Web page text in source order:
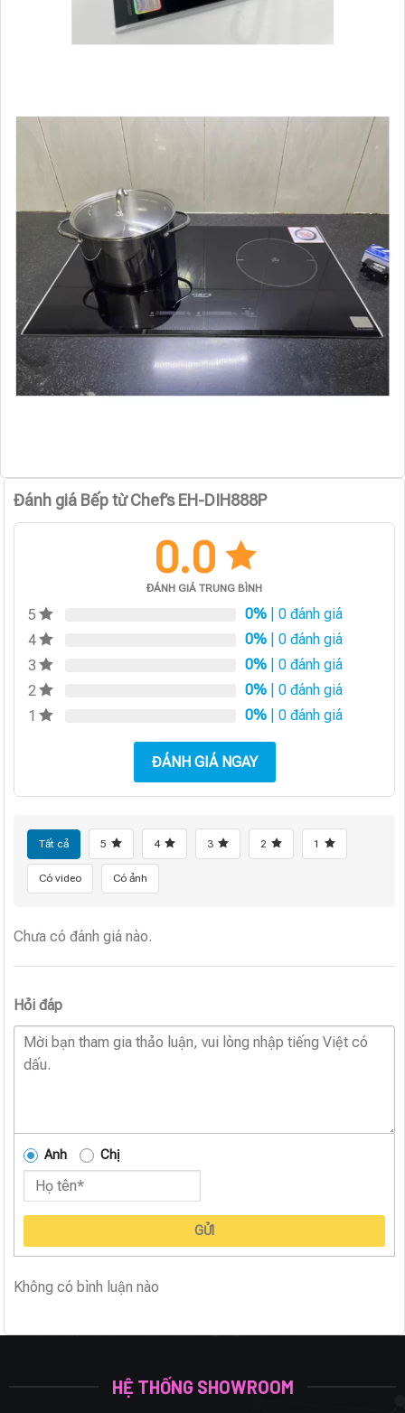
Đánh giá Bếp từ Chef’s EH-DIH888P
0.0
ĐÁNH GIÁ TRUNG BÌNH
5 0% | 0 đánh giá
4
0% | 0 đánh giá
3
0% | 0 đánh giá
2
0% | 0 đánh giá
1
0% | 0 đánh giá
ĐÁNH GIÁ NGAY
Tất cả 5 4 3 2 1
Có video Có ảnh
Chưa có đánh giá nào.
Hỏi đáp
Anh Chị
GỬI
Không có bình luận nào
HỆ THỐNG SHOWROOM